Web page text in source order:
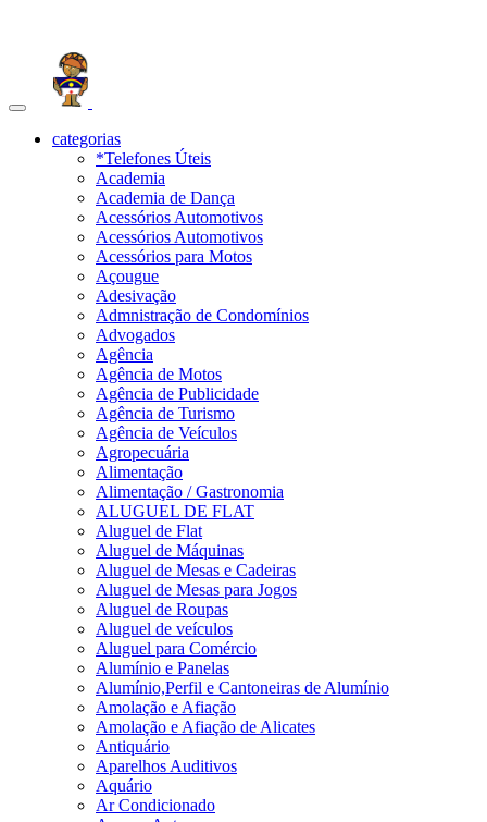
Toggle
navigationcategorias
*Telefones Úteis
Academia
Academia de Dança
Acessórios Automotivos
Acessórios Automotivos
Acessórios para Motos
Açougue
Adesivação
Admnistração de Condomínios
Advogados
Agência
Agência de Motos
Agência de Publicidade
Agência de Turismo
Agência de Veículos
Agropecuária
Alimentação
Alimentação / Gastronomia
ALUGUEL DE FLAT
Aluguel de Flat
Aluguel de Máquinas
Aluguel de Mesas e Cadeiras
Aluguel de Mesas para Jogos
Aluguel de Roupas
Aluguel de veículos
Aluguel para Comércio
Alumínio e Panelas
Alumínio,Perfil e Cantoneiras de Alumínio
Amolação e Afiação
Amolação e Afiação de Alicates
Antiquário
Aparelhos Auditivos
Aquário
Ar Condicionado